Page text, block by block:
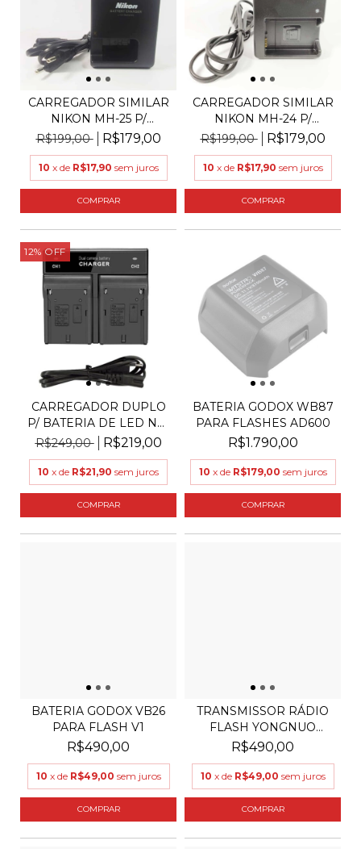
CARREGADOR SIMILAR
NIKON MH-25 P/
BATERI...
R$199,00 R$179,00
10 x de R$17,90 sem juros
CARREGADOR SIMILAR
NIKON MH-24 P/
BATERI...
R$199,00 R$179,00
10 x de R$17,90 sem juros
12% OFF
CARREGADOR DUPLO
P/ BATERIA DE LED NP-
F5...
R$249,00 R$219,00
10 x de R$21,90 sem juros
BATERIA GODOX WB87
PARA FLASHES AD600
R$1.790,00
10 x de R$179,00 sem juros
BATERIA GODOX VB26
PARA FLASH V1
R$490,00
10 x de R$49,00 sem juros
TRANSMISSOR RÁDIO
FLASH YONGNUO
YN622N-T...
R$490,00
10 x de R$49,00 sem juros